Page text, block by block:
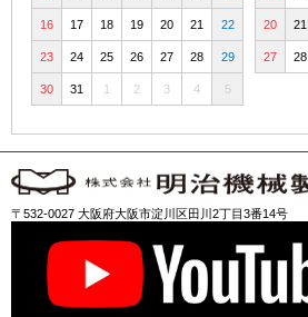
16 17 18 19 20 21 22
23 24 25 26 27 28 29
30 31 1 2 3 4 5
20 21
27 28
〒532-0027 大阪府大阪市淀川区田川2丁目3番14号